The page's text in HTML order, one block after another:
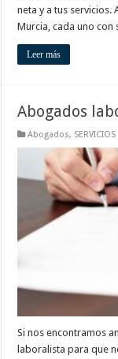
neta y a tus
Murcia, cada uno con
Leer más
Abogados
Abogados, SERVICIOS
Si nos encontramos
laboralista para que